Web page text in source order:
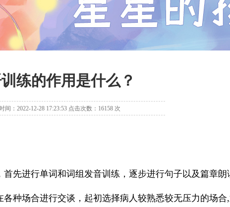
练的作用是什么？
间：2022-12-28 17:23:53 点击次数：16158 次
先进行单词和词组发音训练，逐步进行句子以及篇章朗
种场合进行交谈，起初选择病人较熟悉较无压力的场